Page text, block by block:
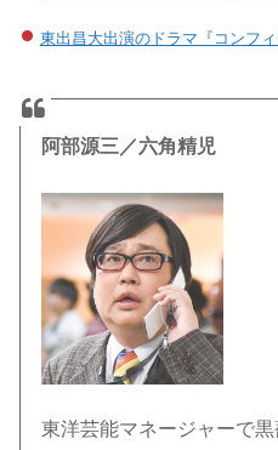
東出昌大出演のドラマ『コンフ
阿部源三／六角精児
東洋芸能マネージャーで